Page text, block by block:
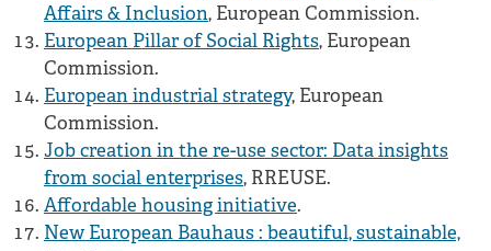
Affairs & Inclusion, European Commission.
European Pillar of Social Rights, European
Commission.
European industrial strategy, European
Commission.
Job creation in the re-use sector: Data insights
from social enterprises, RREUSE.
Affordable housing initiative.
New European Bauhaus : beautiful, sustainable,